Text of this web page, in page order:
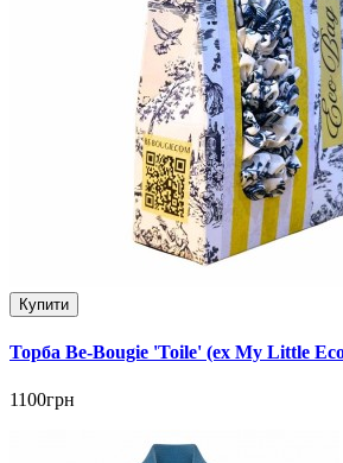
Купити
Торба Be-Bougie 'Toile' (ex My Little
1100грн